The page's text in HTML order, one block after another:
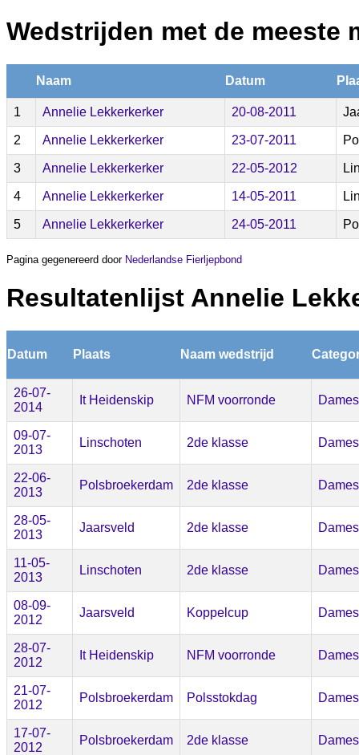
Wedstrijden met de meeste
Naam Datum
1 Annelie Lekkerkerker 20-08-2011
2 Annelie Lekkerkerker 23-07-2011
3 Annelie Lekkerkerker 22-05-2012
4 Annelie Lekkerkerker 14-05-2011
5 Annelie Lekkerkerker 24-05-2011
Pagina gegenereerd door Nederlandse Fierljepbond
Resultatenlijst Annelie
Datum Plaats Naam wedstrijd
26-07-
2014
It Heidenskip NFM voorronde Dames
09-07-
2013
Linschoten 2de klasse
22-06-
2013
Polsbroekerdam 2de klasse
28-05-
2013
Jaarsveld 2de klasse
11-05-
2013
Linschoten 2de klasse
08-09-
2012
Jaarsveld Koppelcup Dames
28-07-
2012
It Heidenskip NFM voorronde Dames
21-07-
2012
Polsbroekerdam Polsstokdag
17-07-
2012
Polsbroekerdam 2de klasse